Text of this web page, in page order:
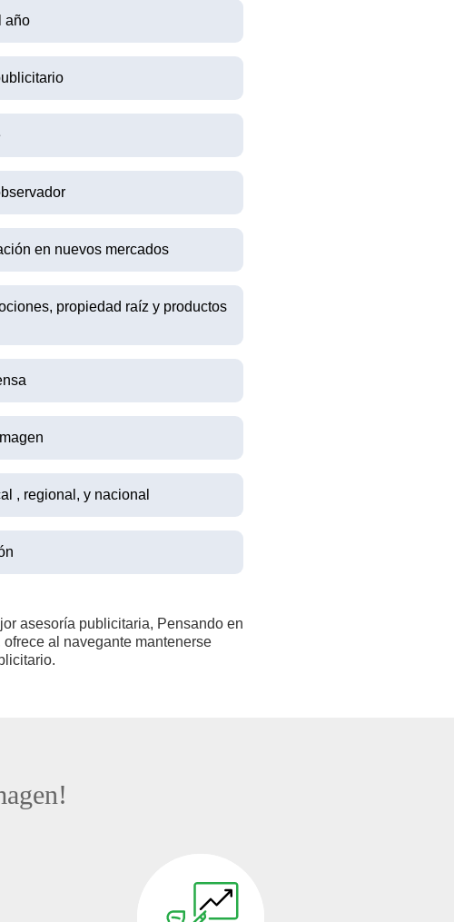
año
en nuevos mercados
propiedad raíz y productos
, regional, y nacional
asesoría publicitaria, Pensando en
al navegante mantenerse